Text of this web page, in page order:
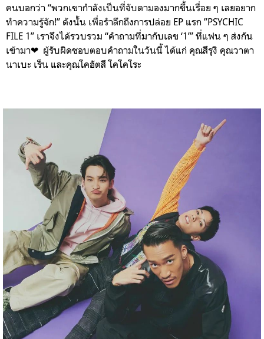
คนบอกว่า “พวกเขากำลังเป็นที่จับตามองมากขึ้นเรื่อย ๆ เลยอยาก
ทำความรู้จัก!” ดังนั้น เพื่อรำลึกถึงการปล่อย EP แรก ”PSYCHIC
FILE 1” เราจึงได้รวบรวม “คำถามที่มากับเลข ‘1’” ที่แฟน ๆ ส่งกัน
เข้ามา❤︎ ผู้รับผิดชอบตอบคำถามในวันนี้ ได้แก่ คุณสึรุงิ คุณวาตา
นาเบะ เร็น และคุณโคฮัตสึ โคโคโระ